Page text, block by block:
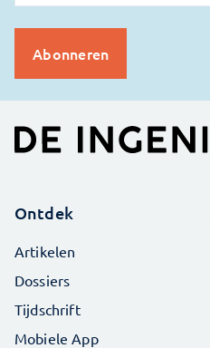
Ontdek
Artikelen
Dossiers
Tijdschrift
Mobiele App